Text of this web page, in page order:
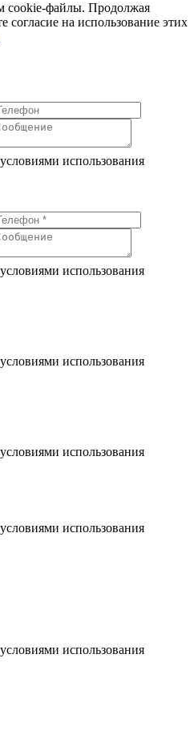
cookie-файлы. Продолжая
согласие на использование этих
использования
использования
использования
использования
использования
использования